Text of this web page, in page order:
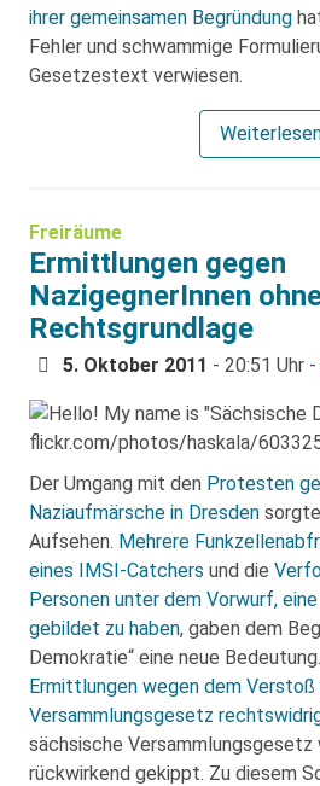
ihrer gemeinsamen Begründung
Fehler und schwammige
Gesetzestext verwiesen.
Freiräume
Ermittlungen gegen
NazigegnerInnen
Rechtsgrundlage
5. Oktober 2011 - 20:51 Uhr -
Der Umgang mit den Protesten
Naziaufmärsche in Dresden
Aufsehen. Mehrere
eines IMSI-Catchers und die
Personen unter dem Vorwurf,
gebildet zu haben, gaben dem
Demokratie“ eine neue
Ermittlungen wegen dem Verstoß
Versammlungsgesetz
sächsische Versammlungsgesetz
rückwirkend gekippt. Zu diesem